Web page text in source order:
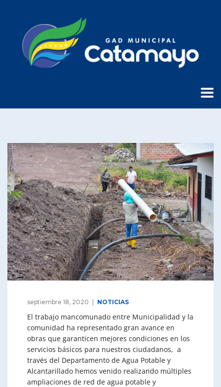
septiembre 18, 2020 NOTICIAS
El trabajo mancomunado entre Municipalidad y la
comunidad ha representado gran avance en
obras que garanticen mejores condiciones en los
servicios básicos para nuestros ciudadanos, a
través del Departamento de Agua Potable y
Alcantarillado hemos venido realizando múltiples
ampliaciones de red de agua potable y